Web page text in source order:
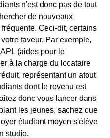
n'est donc pas de tout
de nouveaux
Ceci-dit, certains
faveur. Par exemple,
(aides pour le
à la charge du locataire
représentant un atout
dont le revenu est
donc vous lancer dans
les jeunes, sachez que
étudiant moyen s'élève
studio.